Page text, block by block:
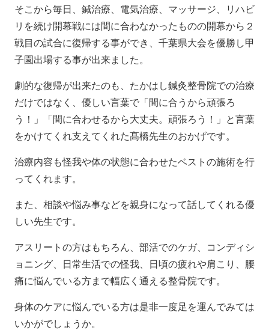
そこから毎日、鍼治療、電気治療、マッサージ、リハビ
リを続け開幕戦には間に合わなかったものの開幕から２
戦目の試合に復帰する事ができ、千葉県大会を優勝し甲
子園出場する事が出来ました。
劇的な復帰が出来たのも、たかはし鍼灸整骨院での治療
だけではなく、優しい言葉で「間に合うから頑張ろ
う！」「間に合わせるから大丈夫。頑張ろう！」と言葉
をかけてくれ支えてくれた髙橋先生のおかげです。
治療内容も怪我や体の状態に合わせたベストの施術を行
ってくれます。
また、相談や悩み事などを親身になって話してくれる優
しい先生です。
アスリートの方はもちろん、部活でのケガ、コンディシ
ョニング、日常生活での怪我、日頃の疲れや肩こり、腰
痛に悩んでいる方まで幅広く通える整骨院です。
身体のケアに悩んでいる方は是非一度足を運んでみては
いかがでしょうか。